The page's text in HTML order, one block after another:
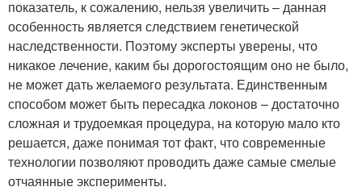
показатель, к сожалению, нельзя увеличить – данная
особенность является следствием генетической
наследственности. Поэтому эксперты уверены, что
никакое лечение, каким бы дорогостоящим оно не было,
не может дать желаемого результата. Единственным
способом может быть пересадка локонов – достаточно
сложная и трудоемкая процедура, на которую мало кто
решается, даже понимая тот факт, что современные
технологии позволяют проводить даже самые смелые
отчаянные эксперименты.